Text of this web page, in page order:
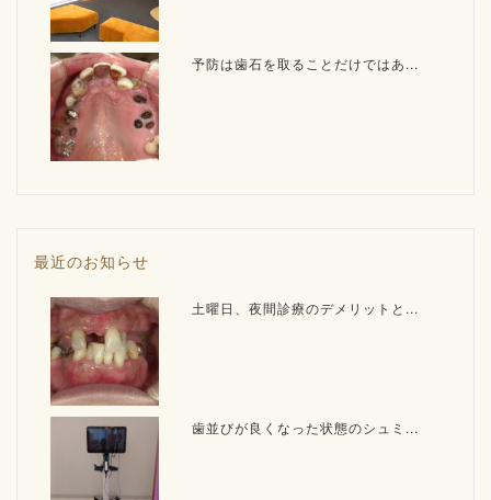
予防は歯石を取ることだけではあ...
最近のお知らせ
土曜日、夜間診療のデメリットと...
歯並びが良くなった状態のシュミ...